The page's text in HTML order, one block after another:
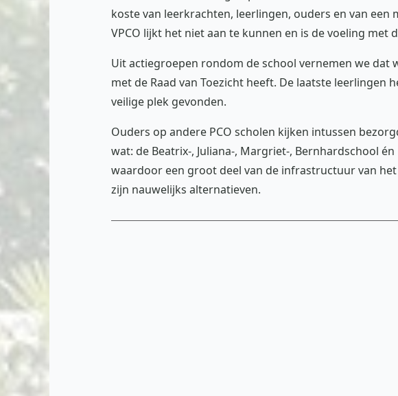
koste van leerkrachten, leerlingen, ouders en van
VPCO lijkt het niet aan te kunnen en is de voeling met
Uit actiegroepen rondom de school vernemen we dat
met de Raad van Toezicht heeft. De laatste leerlingen
veilige plek gevonden.
Ouders op andere PCO scholen kijken intussen
wat: de Beatrix-, Juliana-, Margriet-, Bernhardschool
waardoor een groot deel van de infrastructuur van
zijn nauwelijks alternatieven.